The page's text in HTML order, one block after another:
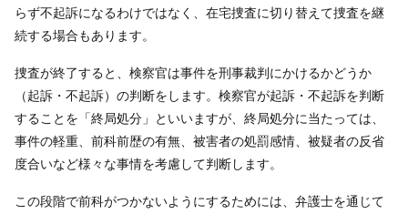
らず不起訴になるわけではなく、在宅捜査に切り替えて捜査を継
続する場合もあります。
捜査が終了すると、検察官は事件を刑事裁判にかけるかどうか
（起訴・不起訴）の判断をします。検察官が起訴・不起訴を判断
することを「終局処分」といいますが、終局処分に当たっては、
事件の軽重、前科前歴の有無、被害者の処罰感情、被疑者の反省
度合いなど様々な事情を考慮して判断します。
この段階で前科がつかないようにするためには、弁護士を通じて